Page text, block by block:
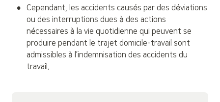
•
Cependant, les accidents causés par des déviations
ou des interruptions dues à des actions
nécessaires à la vie quotidienne qui peuvent se
produire pendant le trajet domicile-travail sont
admissibles à l’indemnisation des accidents du
travail.